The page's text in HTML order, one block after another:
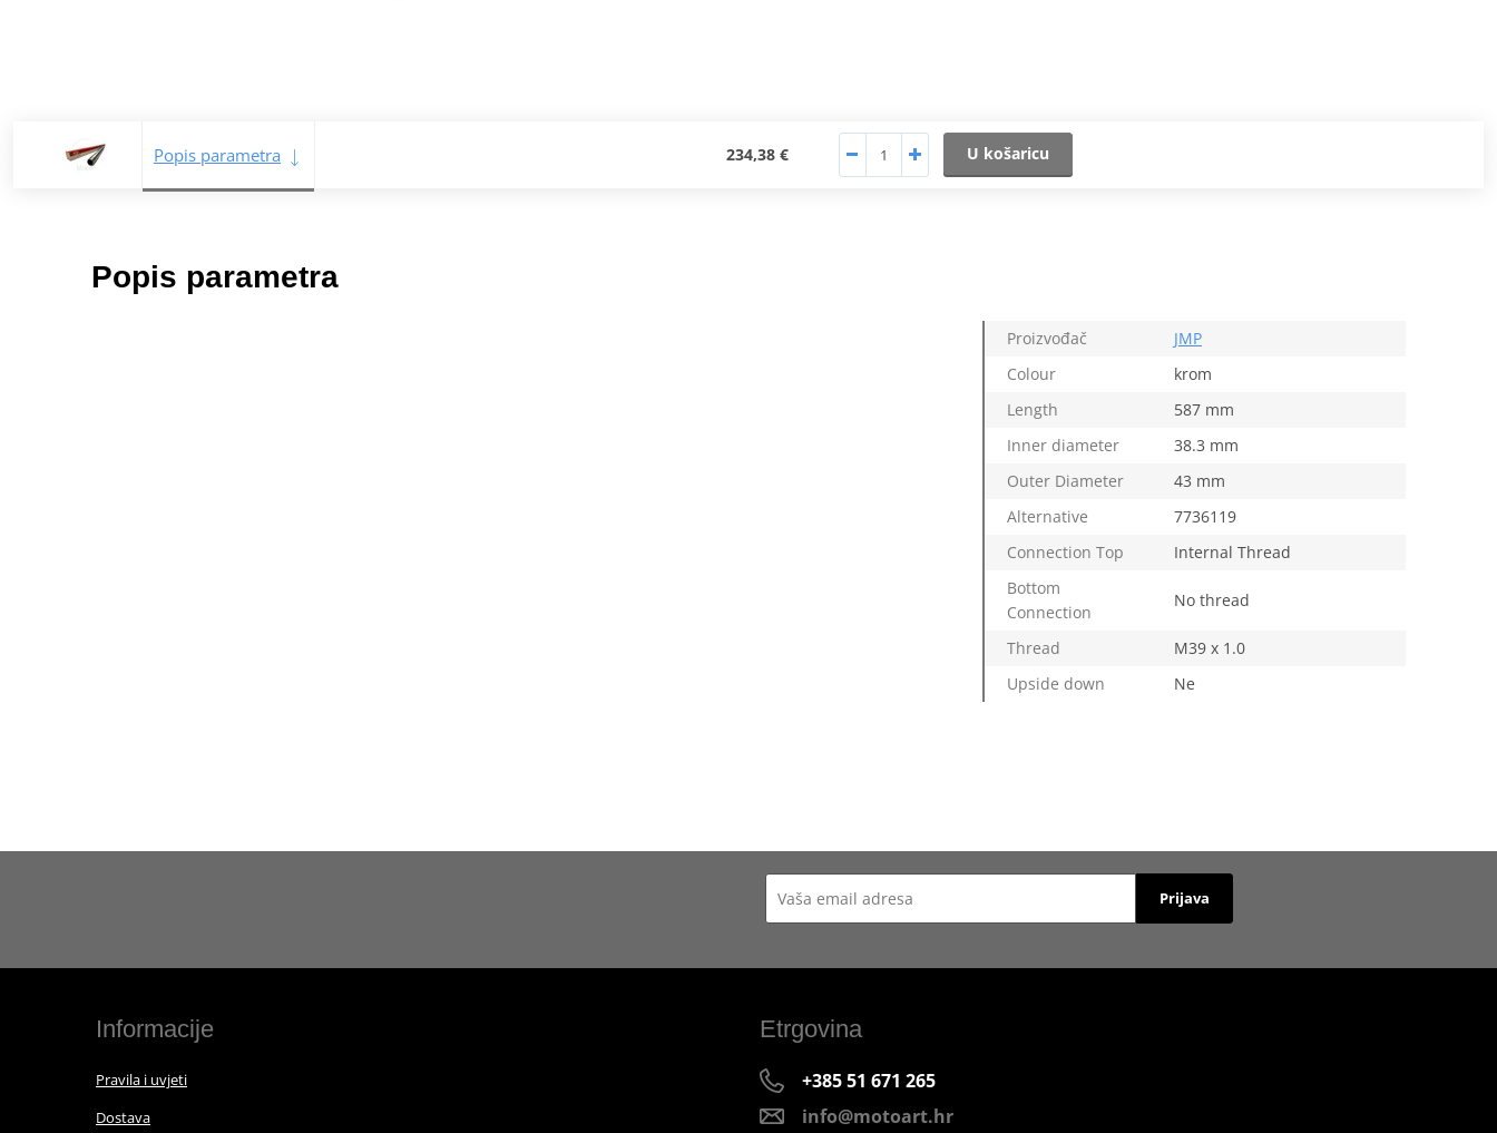
Popis parametra 234,38 € U košaricu
Popis parametra
Proizvođač
JMP
Colour
krom
Length
587 mm
Inner diameter
38.3 mm
Outer Diameter
43 mm
Alternative
7736119
Connection Top
Internal Thread
Bottom
Connection
No thread
Thread
M39 x 1.0
Upside down
Ne
Prijava
Informacije
Pravila i uvjeti
Dostava
Etrgovina
+385 51 671 265
info@motoart.hr